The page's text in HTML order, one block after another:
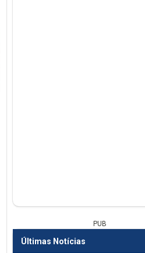
PUB
Últimas Notícias